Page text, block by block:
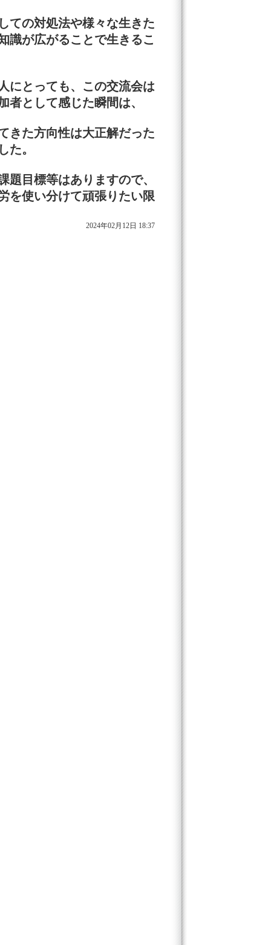
ての対処法や様々な生きた
識が広がることで生きるこ
にとっても、この交流会は
として感じた瞬間は、
きた方向性は大正解だった
た。
目標等はありますので、
を使い分けて頑張りたい限
2024年02月12日 18:37